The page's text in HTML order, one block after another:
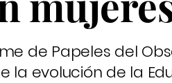
de Papeles del
la evolución de la